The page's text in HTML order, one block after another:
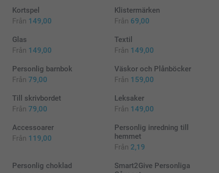
Kortspel
Från 149,00
Klistermärken
Från 69,00
Glas
Från 149,00
Textil
Från 149,00
Personlig barnbok
Från 79,00
Väskor och Plånböcker
Från 159,00
Till skrivbordet
Från 79,00
Leksaker
Från 149,00
Accessoarer
Från 119,00
Personlig inredning till
hemmet
Från 2,19
Personlig choklad
Smart2Give Personliga